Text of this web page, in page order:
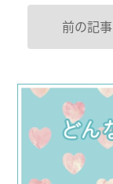
前の記事